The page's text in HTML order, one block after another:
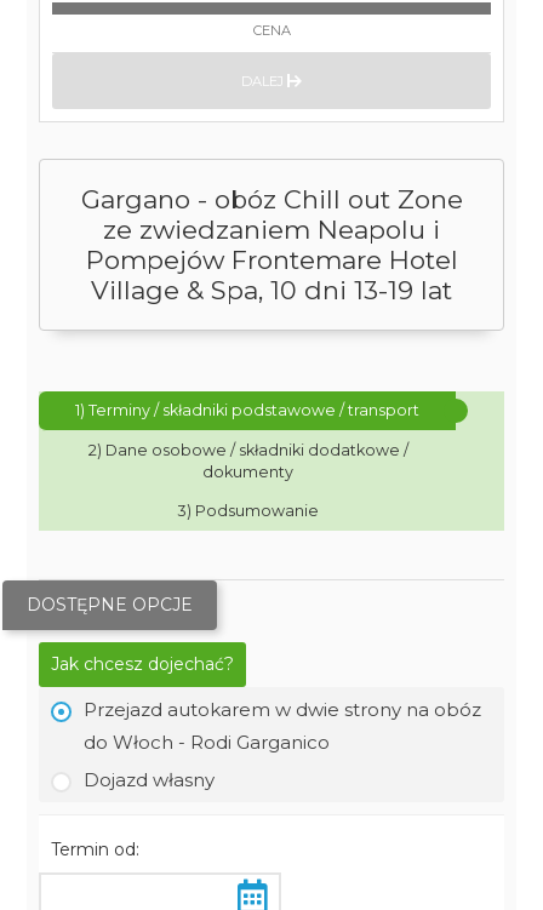
Gargano - obóz Chill out Zone
ze zwiedzaniem Neapolu i
Pompejów Frontemare Hotel
Village & Spa, 10 dni 13-19 lat
1) Terminy / składniki podstawowe / transport
2) Dane osobowe / składniki dodatkowe /
dokumenty
3) Podsumowanie
DOSTĘPNE OPCJE
Jak chcesz dojechać?
Przejazd autokarem w dwie strony na obóz
do Włoch - Rodi Garganico
Dojazd własny
Termin od:
CENA
DALEJ